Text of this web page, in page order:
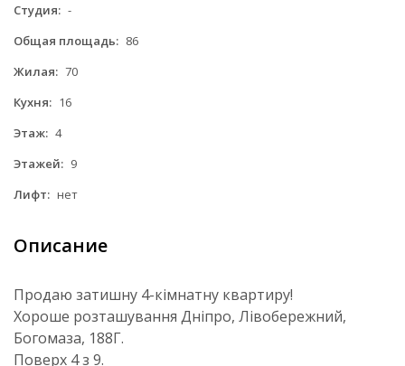
Студия: -
Общая площадь: 86
Жилая: 70
Кухня: 16
Этаж: 4
Этажей: 9
Лифт: нет
Описание
Продаю затишну 4-кімнатну квартиру!
Хороше розташування Дніпро, Лівобережний,
Богомаза, 188Г.
Поверх 4 з 9.